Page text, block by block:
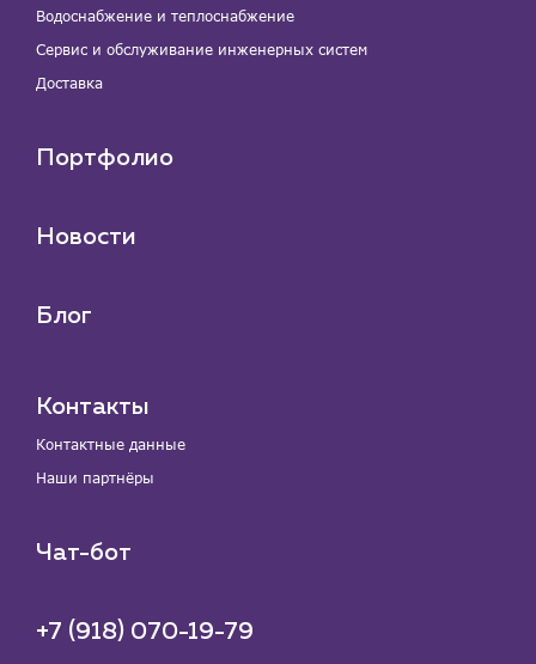
Водоснабжение и теплоснабжение
Сервис и обслуживание инженерных систем
Доставка
Портфолио
Новости
Блог
Контакты
Контактные данные
Наши партнёры
Чат-бот
+7 (918) 070-19-79